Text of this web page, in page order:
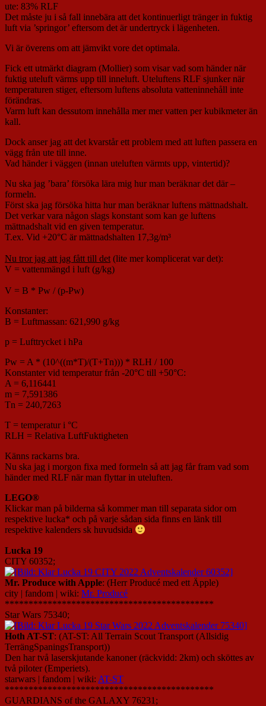
ute: 83% RLF
Det måste ju i så fall innebära att det kontinuerligt tränger in fuktig
luft via ’springor’ eftersom det är undertryck i lägenheten.
Vi är överens om att jämvikt vore det optimala.
Fick ett utmärkt diagram (Mollier) som visar vad som händer när
fuktig uteluft värms upp till inneluft. Uteluftens RLF sjunker när
temperaturen stiger, eftersom luftens absoluta vatteninnehåll inte
förändras.
Varm luft kan dessutom innehålla mer mer vatten per kubikmeter än
kall.
Dock anser jag att det kvarstår ett problem med att luften passera en
vägg från ute till inne.
Vad händer i väggen (innan uteluften värmts upp, vintertid)?
Nu ska jag ’bara’ försöka lära mig hur man beräknar det där –
formeln.
Först ska jag försöka hitta hur man beräknar luftens mättnadshalt.
Det verkar vara någon slags konstant som kan ge luftens
mättnadshalt vid en given temperatur.
T.ex. Vid +20°C är mättnadshalten 17,3g/m³
Nu tror jag att jag fått till det(lite mer komplicerat var det):
V = vattenmängd i luft (g/kg)
V = B * Pw / (p-Pw)
Konstanter:
B = Luftmassan: 621,990 g/kg
p = Lufttrycket i hPa
Pw = A * (10^((m*T)/(T+Tn))) * RLH / 100
Konstanter vid temperatur från -20°C till +50°C:
A = 6,116441
m = 7,591386
Tn = 240,7263
T = temperatur i °C
RLH = Relativa LuftFuktigheten
Känns rackarns bra.
Nu ska jag i morgon fixa med formeln så att jag får fram vad som
händer med RLF när man flyttar in uteluften.
LEGO®
Klickar man på bilderna så kommer man till separata sidor om
respektive lucka* och på varje sådan sida finns en länk till
respektive kalenders sk huvudsida
Lucka 19
CITY 60352;
Mr. Produce with Apple: (Herr Producé med ett Äpple)
city | fandom | wiki: Mr. Producé
********************************************
Star Wars 75340;
Hoth AT-ST: (AT-ST: All Terrain Scout Transport (Allsidig
TerrängSpaningsTransport))
Den har två laserskjutande kanoner (räckvidd: 2km) och sköttes av
två piloter (Emperiets).
starwars | fandom | wiki: AT-ST
********************************************
GUARDIANS of the GALAXY 76231;